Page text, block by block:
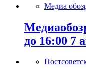
Медиа
до 16:00 7